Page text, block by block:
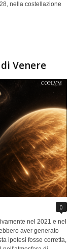
nella costellazione
Venere
0
nel 2021 e nel
aver generato
ipotesi fosse corretta,